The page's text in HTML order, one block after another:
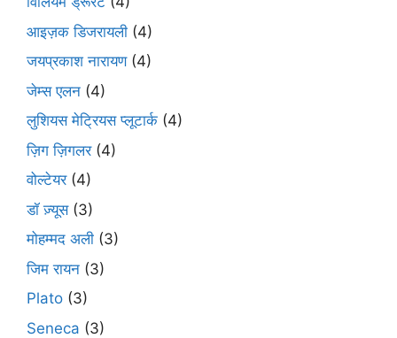
आइज़क डिजरायली (4)
जयप्रकाश नारायण(4)
जेम्स एलन (4)
लुशियस मेट्रियस प्लूटार्क (4)
ज़िग ज़िगलर(4)
वोल्टेयर(4)
डॉ ज़्यूस(3)
मोहम्मद अली (3)
जिम रायन (3)
Plato (3)
Seneca (3)